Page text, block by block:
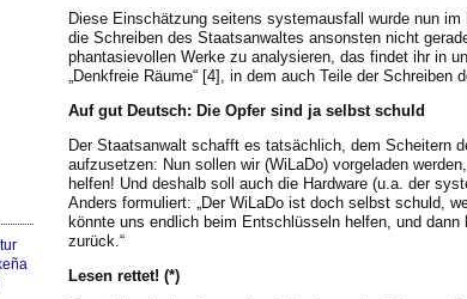
Diese Einschätzung seitens systemausfall wurde nun
die Schreiben des Staatsanwaltes ansonsten nicht
phantasievollen Werke zu analysieren, das findet ihr in
„Denkfreie Räume“ [4], in dem auch Teile der Schreiben
Auf gut Deutsch: Die Opfer sind ja selbst schuld
Der Staatsanwalt schafft es tatsächlich, dem Scheitern
aufzusetzen: Nun sollen wir (WiLaDo) vorgeladen
helfen! Und deshalb soll auch die Hardware (u.a. der
Anders formuliert: „Der WiLaDo ist doch selbst schuld,
könnte uns endlich beim Entschlüsseln helfen, und
zurück.“
Lesen rettet! (*)